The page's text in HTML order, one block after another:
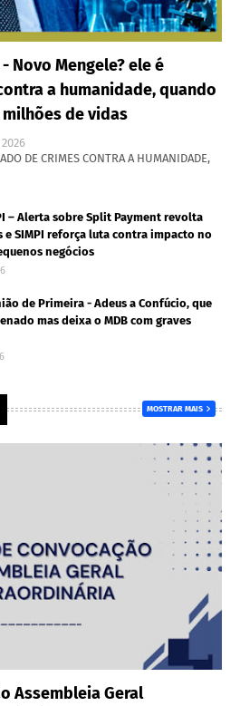
Novo Mengele? ele é
a humanidade, quando
de vidas
DE CRIMES CONTRA A HUMANIDADE,
– Alerta sobre Split Payment revolta
e SIMPI reforça luta contra impacto no
negócios
de Primeira - Adeus a Confúcio, que
mas deixa o MDB com graves
MOSTRAR MAIS
Assembleia Geral